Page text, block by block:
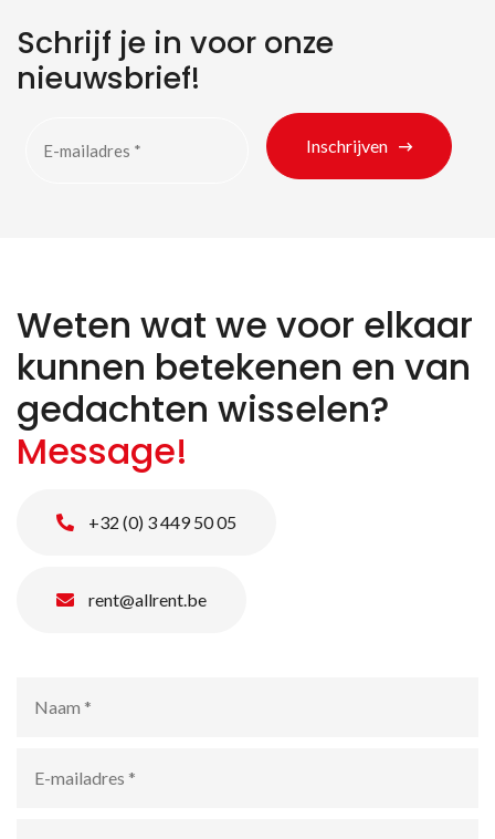
Schrijf je in voor onze
nieuwsbrief!
Inschrijven
Weten wat we voor elkaar
kunnen betekenen en van
gedachten wisselen?
Message!
+32 (0) 3 449 50 05
rent@allrent.be
mailadres *
Zoeken naar producten